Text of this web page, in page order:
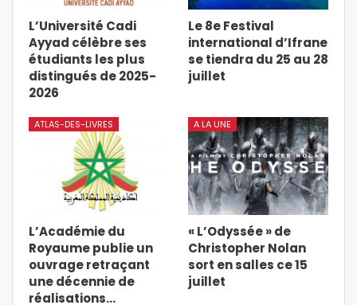
L’Université Cadi
Ayyad célèbre ses
étudiants les plus
distingués de 2025-
2026
Le 8e Festival
international d’Ifrane
se tiendra du 25 au 28
juillet
ATLAS-DES-LIVRES
L’Académie du
Royaume publie un
ouvrage retraçant
une décennie de
réalisations…
A LA UNE
« L’Odyssée » de
Christopher Nolan
sort en salles ce 15
juillet